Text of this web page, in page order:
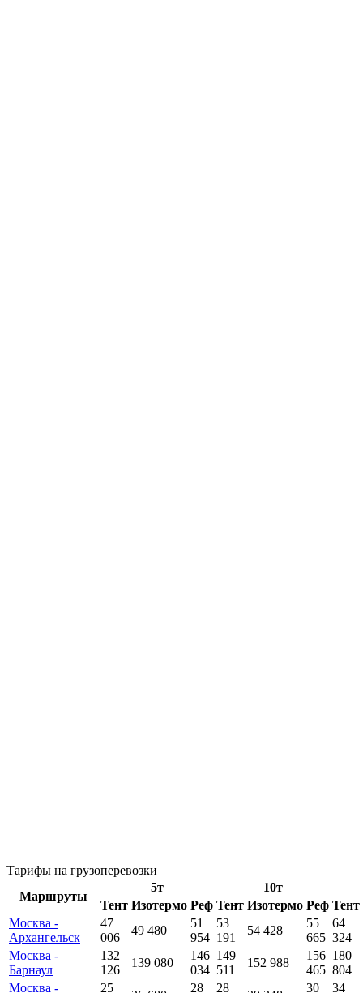
Тарифы на грузоперевозки
Маршруты
5т
10т
Тент Изотермо Реф Тент Изотермо Реф Тент
Москва -
Архангельск
47
006
49 480
51
954
53
191
54 428
55
665
64
324
Москва -
Барнаул
132
126
139 080
146
034
149
511
152 988
156
465
180
804
Москва -
25 28 28 30 34